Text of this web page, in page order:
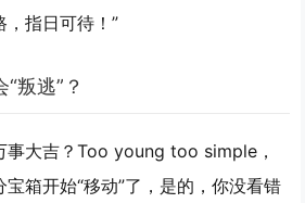
，指日可待！”
叛逃”？
事大吉？Too young too simple，
箱开始“移动”了，是的，你没看错